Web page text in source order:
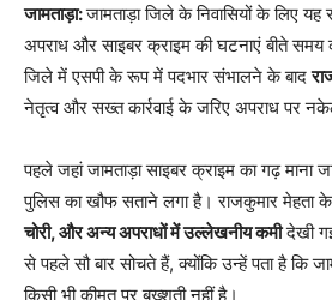
जामताड़ा:जामताड़ा जिले के निवासियों के लिए यह
अपराध और साइबर क्राइम की घटनाएं बीते समय
जिले में एसपी के रूप में पदभार संभालने के बाद
नेतृत्व और सख्त कार्रवाई के जरिए अपराध पर
पहले जहां जामताड़ा साइबर क्राइम का गढ़ माना
पुलिस का खौफ सताने लगा है। राजकुमार मेहता
चोरी, और अन्य अपराधों में उल्लेखनीय कमीदेखी
से पहले सौ बार सोचते हैं, क्योंकि उन्हें पता है कि
किसी भी कीमत पर बख्शती नहीं है।